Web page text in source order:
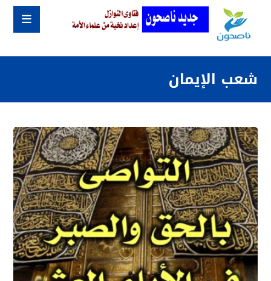
شعب الإيمان